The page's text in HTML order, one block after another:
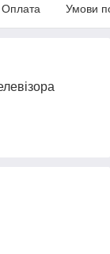
Оплата Умови